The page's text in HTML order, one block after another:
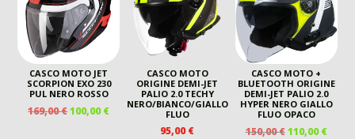
CASCO MOTO JET
SCORPION EXO 230
PUL NERO ROSSO
169,00€IL
100,00€IL
CASCO MOTO
ORIGINE DEMI-JET
PALIO 2.0 TECHY
NERO/BIANCO/GIALLO
FLUO
95,00€
CASCO MOTO +
BLUETOOTH ORIGINE
DEMI-JET PALIO 2.0
HYPER NERO GIALLO
FLUO OPACO
150,00€ IL
110,00€IL